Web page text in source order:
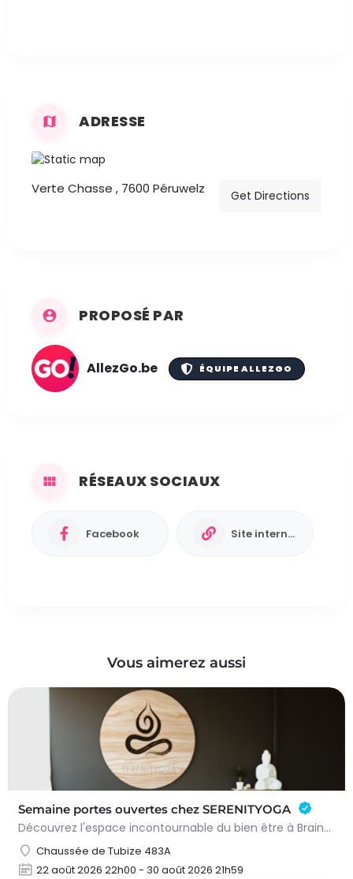
ADRESSE
Verte Chasse , 7600 Péruwelz Get Directions
PROPOSÉ PAR
AllezGo.be ÉQUIPE ALLEZGO
RÉSEAUX SOCIAUX
Facebook Site internet
Vous aimerez aussi
Semaine portes ouvertes chez SERENITYOGA
Découvrez l'espace incontournable du bien être à Braine L'alleud!Du 23 au 30 aout 2026 nous proposons un Pass…
Chaussée de Tubize 483A
22 août 2026 22h00 - 30 août 2026 21h59